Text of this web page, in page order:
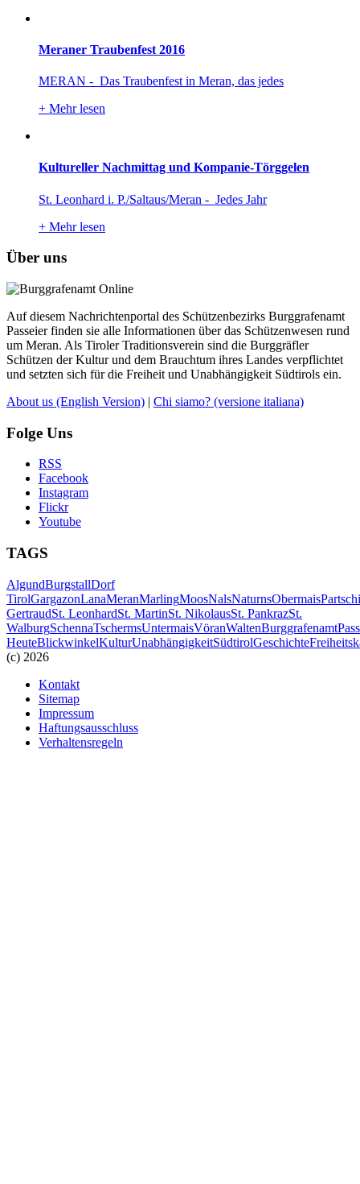
Meraner Traubenfest 2016
MERAN - Das Traubenfest in Meran, das jedes
+ Mehr lesen
Kultureller Nachmittag und Kompanie-Törggelen
St. Leonhard i. P./Saltaus/Meran - Jedes Jahr
+ Mehr lesen
Über uns
Auf diesem Nachrichtenportal des Schützenbezirks Burggrafenamt
Passeier finden sie alle Informationen über das Schützenwesen rund
um Meran. Als Tiroler Traditionsverein sind die Burggräfler
Schützen der Kultur und dem Brauchtum ihres Landes verpflichtet
und setzten sich für die Freiheit und Unabhängigkeit Südtirols ein.
About us (English Version) | Chi siamo? (versione italiana)
Folge Uns
RSS
Facebook
Instagram
Flickr
Youtube
TAGS
AlgundBurgstallDorf
TirolGargazonLanaMeranMarlingMoosNalsNaturnsObermais
GertraudSt. LeonhardSt. MartinSt. NikolausSt. PankrazSt.
WalburgSchennaTschermsUntermaisVöranWaltenBurggrafenamt
HeuteBlickwinkelKulturUnabhängigkeitSüdtirolGeschichte
(c) 2026
Kontakt
Sitemap
Impressum
Haftungsausschluss
Verhaltensregeln